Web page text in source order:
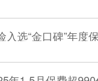
入选“金口碑”年度